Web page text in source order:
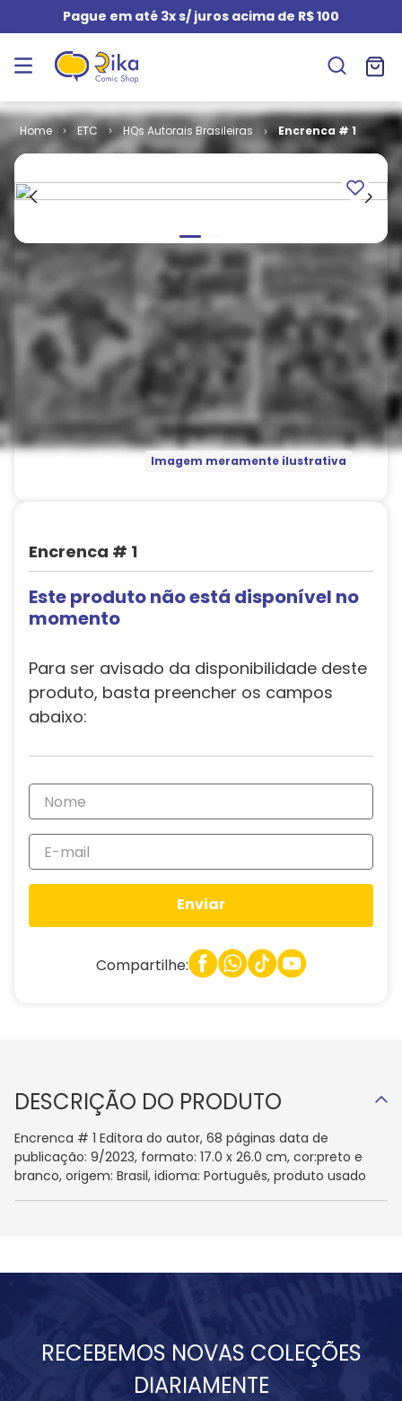
Pague em até 3x s/ juros acima de R$ 100
ETC HQs Autorais Brasileiras Encrenca # 1
Imagem meramente ilustrativa
Encrenca # 1
Este produto não está disponível no
momento
Para ser avisado da disponibilidade deste
produto, basta preencher os campos
abaixo:
Enviar
Compartilhe:
DESCRIÇÃO DO PRODUTO
Encrenca # 1 Editora do autor, 68 páginas data de
publicação: 9/2023, formato: 17.0 x 26.0 cm, cor:preto e
branco, origem: Brasil, idioma: Português, produto usado
RECEBEMOS NOVAS COLEÇÕES
DIARIAMENTE